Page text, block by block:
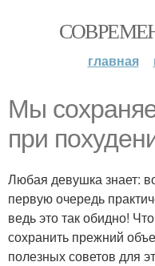
главная
Мы
при
Любая девушка знает:
первую очередь
ведь это так обидно!
сохранить прежний
полезных советов для